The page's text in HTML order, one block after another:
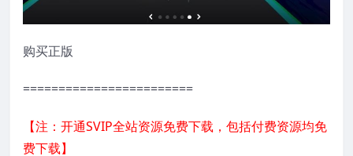
购买正版
========================
【注：开通SVIP全站资源免费下载，包括付费资源均免
费下载】